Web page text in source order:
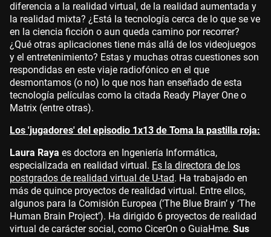
diferencia a la realidad virtual, de la realidad aumentada y
la realidad mixta? ¿Está la tecnología cerca de lo que se ve
en la ciencia ficción o aun queda camino por recorrer?
¿Qué otras aplicaciones tiene más allá de los videojuegos
y el entretenimiento? Estas y muchas otras cuestiones son
respondidas en este viaje radiofónico en el que
desmontamos (o no) lo que nos han enseñado de esta
tecnología películas como la citada Ready Player One o
Matrix (entre otras).
Los 'jugadores' del episodio 1x13 de Toma la pastilla roja:
Laura Raya es doctora en Ingeniería Informática,
especializada en realidad virtual. Es la directora de los
postgrados de realidad virtual de U-tad. Ha trabajado en
más de quince proyectos de realidad virtual. Entre ellos,
algunos para la Comisión Europea (‘The Blue Brain’ y ‘The
Human Brain Project’). Ha dirigido 6 proyectos de realidad
virtual de carácter social, como CicerOn o GuiaHme. Sus